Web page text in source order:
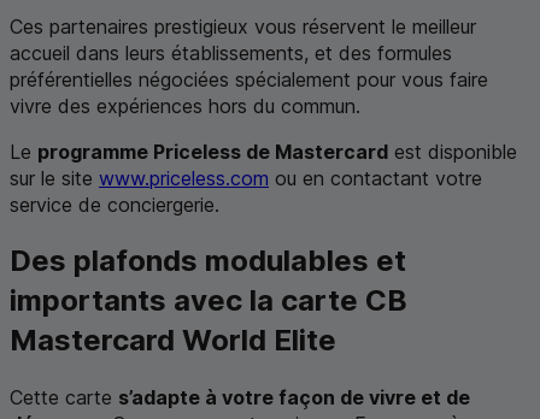
Ces partenaires prestigieux vous réservent le meilleur
accueil dans leurs établissements, et des formules
préférentielles négociées spécialement pour vous faire
vivre des expériences hors du commun.
Le programme Priceless de Mastercard est disponible
sur le site www.priceless.com ou en contactant votre
service de conciergerie.
Des plafonds modulables et
importants avec la carte CB
Mastercard World Elite
Cette carte s’adapte à votre façon de vivre et de